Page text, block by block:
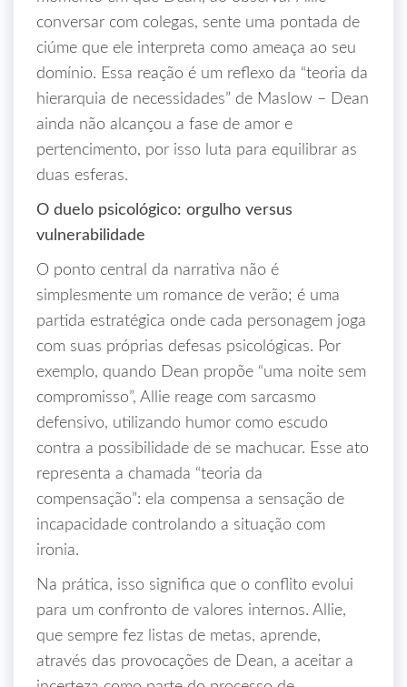
conversar com colegas, sente uma pontada de
ciúme que ele interpreta como ameaça ao seu
domínio. Essa reação é um reflexo da “teoria da
hierarquia de necessidades” de Maslow – Dean
ainda não alcançou a fase de amor e
pertencimento, por isso luta para equilibrar as
duas esferas.
O duelo psicológico: orgulho versus
vulnerabilidade
O ponto central da narrativa não é
simplesmente um romance de verão; é uma
partida estratégica onde cada personagem joga
com suas próprias defesas psicológicas. Por
exemplo, quando Dean propõe “uma noite sem
compromisso”, Allie reage com sarcasmo
defensivo, utilizando humor como escudo
contra a possibilidade de se machucar. Esse ato
representa a chamada “teoria da
compensação”: ela compensa a sensação de
incapacidade controlando a situação com
ironia.
Na prática, isso significa que o conflito evolui
para um confronto de valores internos. Allie,
que sempre fez listas de metas, aprende,
através das provocações de Dean, a aceitar a